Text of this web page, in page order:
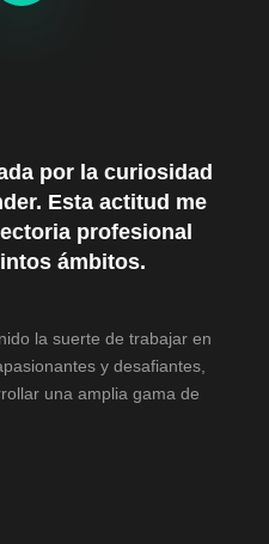
por la curiosidad
Esta actitud me
profesional
ámbitos.
la suerte de trabajar en
y desafiantes,
una amplia gama de